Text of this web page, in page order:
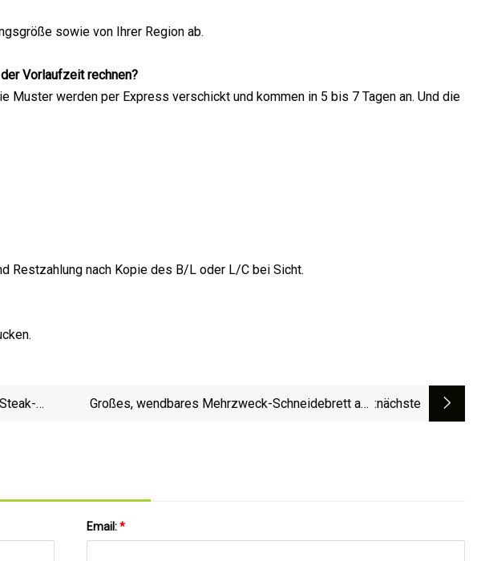
sowie von Ihrer Region ab.
Vorlaufzeit rechnen?
Muster werden per Express verschickt und kommen in 5 bis 7 Tagen an. Und die
Restzahlung nach Kopie des B/L oder L/C bei Sicht.
Großes, wendbares Mehrzweck-Schneidebrett aus :nächste
Email:*